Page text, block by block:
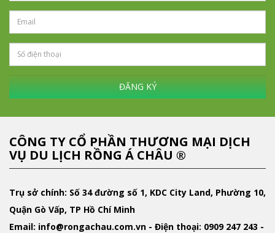
ĐĂNG KÝ
CÔNG TY CỔ PHẦN THƯƠNG MẠI DỊCH
VỤ DU LỊCH RỒNG Á CHÂU ®
Trụ sở chính: Số 34 đường số 1, KDC City Land, Phường 10,
Quận Gò Vấp, TP Hồ Chí Minh
Email: info@rongachau.com.vn - Điện thoại: 0909 247 243 -